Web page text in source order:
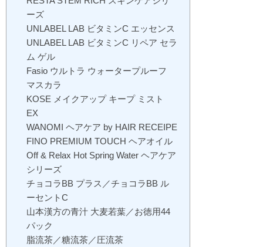
ーズ
UNLABEL LAB ビタミンC エッセンス
UNLABEL LAB ビタミンC リペア セラ
ム ゲル
Fasio ウルトラ ウォータープルーフ
マスカラ
KOSE メイクアップ キープ ミスト
EX
WANOMI ヘアケア by HAIR RECEIPE
FINO PREMIUM TOUCH ヘアオイル
Off & Relax Hot Spring Water ヘアケア
シリーズ
チョコラBB プラス／チョコラBB ル
ーセントC
山本漢方の青汁 大麦若葉／お徳用44
パック
脂流茶／糖流茶／圧流茶